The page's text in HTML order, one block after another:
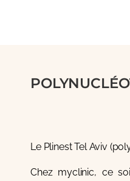
Le Plinest Tel Aviv
Chez myclinic, ce